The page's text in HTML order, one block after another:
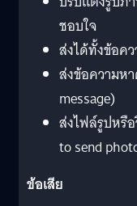
ชอบใจ
ส่งได้ทั้งข้อค
ส่งข้อความห
message)
ส่งไฟล์รูปหรื
to send
ข้อเสีย